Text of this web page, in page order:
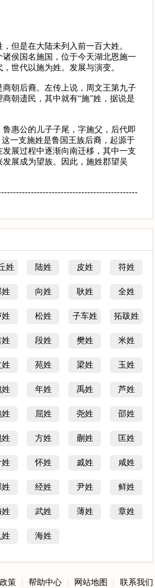
但是在大陆未列入前一百大姓。
侯国名施国，位于今天湖北恩施一
世代以施为姓。发展与演变。
朝后裔。左传上说，周文王第九子
朝遗民，其中就有“施”姓，据说是
惠公的儿子子尾，字施父，后代即
一支施姓是鲁国王族后裔，起源于
展过程中逐渐向南迁移，其中一支
展成为望族。因此，施姓郡望吴
姓 陆姓 皮姓 符姓
姓 向姓 耿姓 全姓
姓 松姓 子车姓 拓跋姓
姓 段姓 樊姓 米姓
姓 苑姓 梁姓 玉姓
姓 年姓 禹姓 芦姓
姓 屈姓 尧姓 邵姓
姓 方姓 蒯姓 匡姓
姓 怀姓 戚姓 咸姓
姓 经姓 尹姓 鲜姓
姓 武姓 薄姓 章姓
姓 海姓
策 帮助中心 网站地图 联系我们